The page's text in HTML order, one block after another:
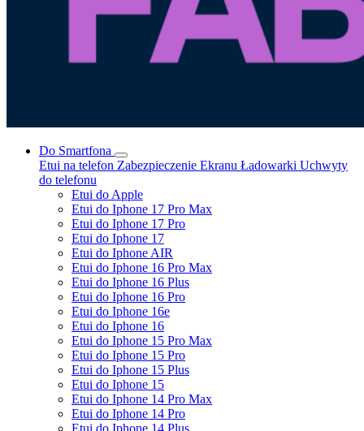
Do Smartfona
Etui na telefon Zabezpieczenie Ekranu Ładowarki Uchwyty
do telefonu
Etui do Apple
Etui do Iphone 17 Pro Max
Etui do Iphone 17 Pro
Etui do Iphone 17
Etui do Iphone AIR
Etui do Iphone 16 Pro Max
Etui do Iphone 16 Plus
Etui do Iphone 16 Pro
Etui do Iphone 16e
Etui do Iphone 16
Etui do Iphone 15 Pro Max
Etui do Iphone 15 Pro
Etui do Iphone 15 Plus
Etui do Iphone 15
Etui do Iphone 14 Pro Max
Etui do Iphone 14 Pro
Etui do Iphone 14 Plus